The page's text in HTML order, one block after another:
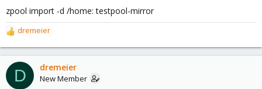
zpool import -d /home: testpool-mirror
R
e
a
c
t
dremeier
D dremeier
New Member